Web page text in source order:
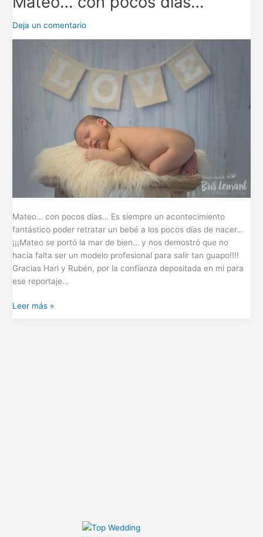
Deja un comentario
Mateo… con pocos días… Es siempre un acontecimiento
fantástico poder retratar un bebé a los pocos días de nacer…
¡¡¡Mateo se portó la mar de bien… y nos demostró que no
hacía falta ser un modelo profesional para salir tan guapo!!!!
Gracias Hari y Rubén, por la confianza depositada en mi para
ese reportaje…
con
pocos
Leer más »